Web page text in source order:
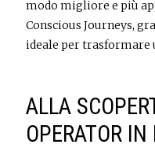
modo migliore e più
Conscious Journeys,
ideale per trasformare
ALLA
OPERATOR